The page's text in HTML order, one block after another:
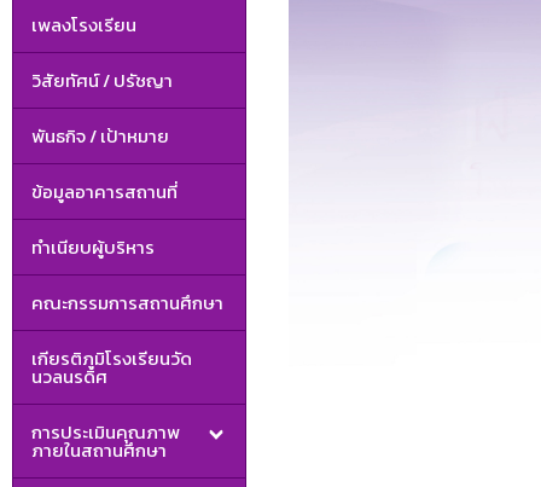
เพลงโรงเรียน
วิสัยทัศน์ / ปรัชญา
พันธกิจ / เป้าหมาย
ข้อมูลอาคารสถานที่
ทำเนียบผู้บริหาร
คณะกรรมการสถานศึกษา
เกียรติภูมิโรงเรียนวัด
นวลนรดิศ
การประเมินคุณภาพ
ภายในสถานศึกษา